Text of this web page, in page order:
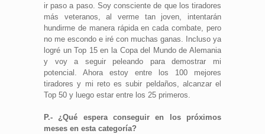
ir paso a paso. Soy consciente de que los tiradores
más veteranos, al verme tan joven, intentarán
hundirme de manera rápida en cada combate, pero
no me escondo e iré con muchas ganas. Incluso ya
logré un Top 15 en la Copa del Mundo de Alemania
y voy a seguir peleando para demostrar mi
potencial. Ahora estoy entre los 100 mejores
tiradores y mi reto es subir peldaños, alcanzar el
Top 50 y luego estar entre los 25 primeros.
P.- ¿Qué espera conseguir en los próximos
meses en esta categoría?